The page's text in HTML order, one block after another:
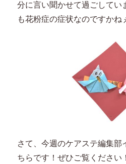
分に言い聞かせて過ごしてい
も花粉症の症状なのですかね
さて、今週のケアステ編集部
ちらです！ぜひご覧ください！